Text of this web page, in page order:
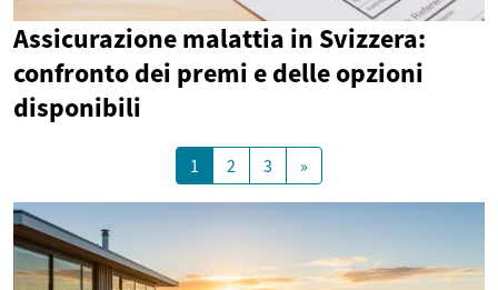
Assicurazione malattia in Svizzera:
confronto dei premi e delle opzioni
disponibili
1 2 3 »